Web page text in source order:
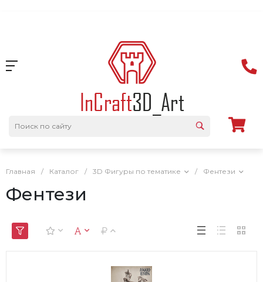
Главная / Каталог / 3D Фигуры по тематике / Фентези
Фентези